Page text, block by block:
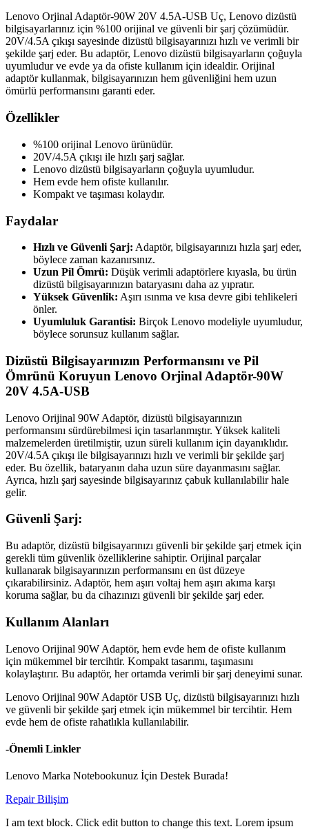
Lenovo Orjinal Adaptör-90W 20V 4.5A-USB Uç, Lenovo dizüstü
bilgisayarlarınız için %100 orijinal ve güvenli bir şarj çözümüdür.
20V/4.5A çıkışı sayesinde dizüstü bilgisayarınızı hızlı ve verimli bir
şekilde şarj eder. Bu adaptör, Lenovo dizüstü bilgisayarların çoğuyla
uyumludur ve evde ya da ofiste kullanım için idealdir. Orijinal
adaptör kullanmak, bilgisayarınızın hem güvenliğini hem uzun
ömürlü performansını garanti eder.
Özellikler
%100 orijinal Lenovo ürünüdür.
20V/4.5A çıkışı ile hızlı şarj sağlar.
Lenovo dizüstü bilgisayarların çoğuyla uyumludur.
Hem evde hem ofiste kullanılır.
Kompakt ve taşıması kolaydır.
Faydalar
Hızlı ve Güvenli Şarj: Adaptör, bilgisayarınızı hızla şarj eder,
böylece zaman kazanırsınız.
Uzun Pil Ömrü: Düşük verimli adaptörlere kıyasla, bu ürün
dizüstü bilgisayarınızın bataryasını daha az yıpratır.
Yüksek Güvenlik: Aşırı ısınma ve kısa devre gibi tehlikeleri
önler.
Uyumluluk Garantisi: Birçok Lenovo modeliyle uyumludur,
böylece sorunsuz kullanım sağlar.
Dizüstü Bilgisayarınızın Performansını ve Pil
Ömrünü Koruyun Lenovo Orjinal Adaptör-90W
20V 4.5A-USB
Lenovo Orijinal 90W Adaptör, dizüstü bilgisayarınızın
performansını sürdürebilmesi için tasarlanmıştır. Yüksek kaliteli
malzemelerden üretilmiştir, uzun süreli kullanım için dayanıklıdır.
20V/4.5A çıkışı ile bilgisayarınızı hızlı ve verimli bir şekilde şarj
eder. Bu özellik, bataryanın daha uzun süre dayanmasını sağlar.
Ayrıca, hızlı şarj sayesinde bilgisayarınız çabuk kullanılabilir hale
gelir.
Güvenli Şarj:
Bu adaptör, dizüstü bilgisayarınızı güvenli bir şekilde şarj etmek için
gerekli tüm güvenlik özelliklerine sahiptir. Orijinal parçalar
kullanarak bilgisayarınızın performansını en üst düzeye
çıkarabilirsiniz. Adaptör, hem aşırı voltaj hem aşırı akıma karşı
koruma sağlar, bu da cihazınızı güvenli bir şekilde şarj eder.
Kullanım Alanları
Lenovo Orijinal 90W Adaptör, hem evde hem de ofiste kullanım
için mükemmel bir tercihtir. Kompakt tasarımı, taşımasını
kolaylaştırır. Bu adaptör, her ortamda verimli bir şarj deneyimi sunar.
Lenovo Orijinal 90W Adaptör USB Uç, dizüstü bilgisayarınızı hızlı
ve güvenli bir şekilde şarj etmek için mükemmel bir tercihtir. Hem
evde hem de ofiste rahatlıkla kullanılabilir.
-Önemli Linkler
Lenovo Marka Notebookunuz İçin Destek Burada!
Repair Bilişim
I am text block. Click edit button to change this text. Lorem ipsum